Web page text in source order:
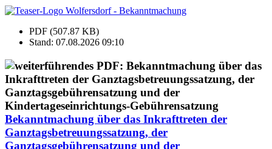
PDF (507.87 KB)
Stand: 07.08.2026 09:10
Bekanntmachung über das Inkrafttreten der
Ganztagsbetreuungssatzung, der
Ganztagsgebührensatzung und der